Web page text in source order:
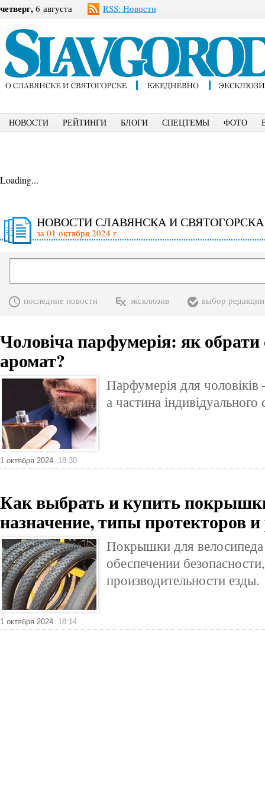
четверг, 6 августа RSS: Новости
НОВОСТИ РЕЙТИНГИ БЛОГИ СПЕЦТЕМЫ ФОТО
Loading...
НОВОСТИ СЛАВЯНСКА И СВЯТОГОРСКА
за 01 октября 2024 г.
последние новости эксклюзив выбор редакции
Чоловіча парфумерія: як обрати
аромат?
Парфумерія для
а частина
1 октября 2024 18:30
Как выбрать и купить
назначение, типы протекторов
Покрышки для
обеспечении
производительности езды.
1 октября 2024 18:14